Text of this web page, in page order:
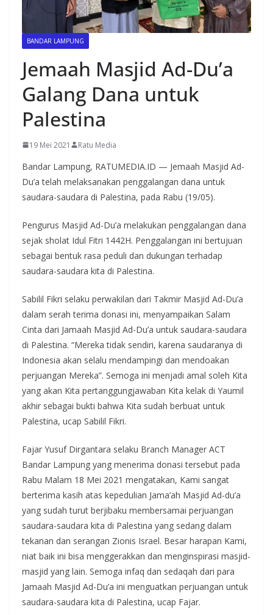
BANDAR LAMPUNG
Jemaah Masjid Ad-Du’a
Galang Dana untuk
Palestina
19 Mei 2021 Ratu Media
Bandar Lampung, RATUMEDIA.ID — Jemaah Masjid Ad-
Du’a telah melaksanakan penggalangan dana untuk
saudara-saudara di Palestina, pada Rabu (19/05).
Pengurus Masjid Ad-Du’a melakukan penggalangan dana
sejak sholat Idul Fitri 1442H. Penggalangan ini bertujuan
sebagai bentuk rasa peduli dan dukungan terhadap
saudara-saudara kita di Palestina.
Sabilil Fikri selaku perwakilan dari Takmir Masjid Ad-Du’a
dalam serah terima donasi ini, menyampaikan Salam
Cinta dari Jamaah Masjid Ad-Du’a untuk saudara-saudara
di Palestina. “Mereka tidak sendiri, karena saudaranya di
Indonesia akan selalu mendampingi dan mendoakan
perjuangan Mereka”. Semoga ini menjadi amal soleh Kita
yang akan Kita pertanggungjawaban Kita kelak di Yaumil
akhir sebagai bukti bahwa Kita sudah berbuat untuk
Palestina, ucap Sabilil Fikri.
Fajar Yusuf Dirgantara selaku Branch Manager ACT
Bandar Lampung yang menerima donasi tersebut pada
Rabu Malam 18 Mei 2021 mengatakan, Kami sangat
berterima kasih atas kepedulian Jama’ah Masjid Ad-du’a
yang sudah turut berjibaku membersamai perjuangan
saudara-saudara kita di Palestina yang sedang dalam
tekanan dan serangan Zionis Israel. Besar harapan Kami,
niat baik ini bisa menggerakkan dan menginspirasi masjid-
masjid yang lain. Semoga infaq dan sedaqah dari para
Jamaah Masjid Ad-Du’a ini menguatkan perjuangan untuk
saudara-saudara kita di Palestina, ucap Fajar.